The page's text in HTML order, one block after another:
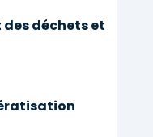
déchets et